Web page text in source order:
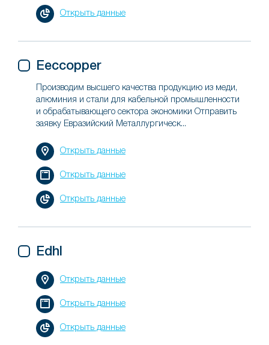
Открыть данные
Eeccopper
Производим высшего качества продукцию из меди,
алюминия и стали для кабельной промышленности
и обрабатывающего сектора экономики Отправить
заявку Евразийский Металлургическ...
Открыть данные
Открыть данные
Открыть данные
Edhl
Открыть данные
Открыть данные
Открыть данные